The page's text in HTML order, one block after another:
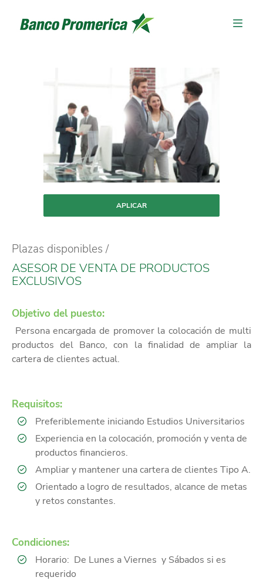
APLICAR
Plazas disponibles
ASESOR DE VENTA DE PRODUCTOS
EXCLUSIVOS
Objetivo del puesto:
Persona encargada de promover la colocación de multi
productos del Banco, con la finalidad de ampliar la
cartera de clientes actual.
Requisitos:
Preferiblemente iniciando Estudios Universitarios
Experiencia en la colocación, promoción y venta de
productos financieros.
Ampliar y mantener una cartera de clientes Tipo A.
Orientado a logro de resultados, alcance de metas
y retos constantes.
Condiciones:
Horario: De Lunes a Viernes y Sábados si es
requerido